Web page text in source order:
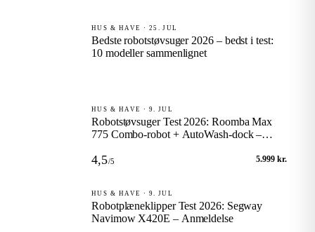
HUS & HAVE · 25. JUL
Bedste robotstøvsuger 2026 – bedst i test:
10 modeller sammenlignet
HUS & HAVE · 9. JUL
Robotstøvsuger Test 2026: Roomba Max
775 Combo-robot + AutoWash-dock –
4,5/5 5.999 kr.
HUS & HAVE · 9. JUL
Robotplæneklipper Test 2026: Segway
Navimow X420E – Anmeldelse